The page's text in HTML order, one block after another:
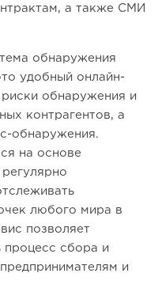
а также СМИ
обнаружения
удобный онлайн-
обнаружения и
контрагентов, а
обнаружения.
на основе
любого мира в
позволяет
процесс сбора и
и